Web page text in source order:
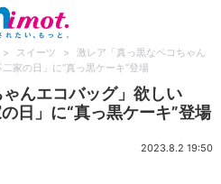
> スイーツ >
激レア「真っ黒なペコちゃん
家の日」に“真っ黒ケーキ”登場
んエコバッグ」欲しい
日」に“真っ黒ケーキ”登場
2023.8.2 19:50